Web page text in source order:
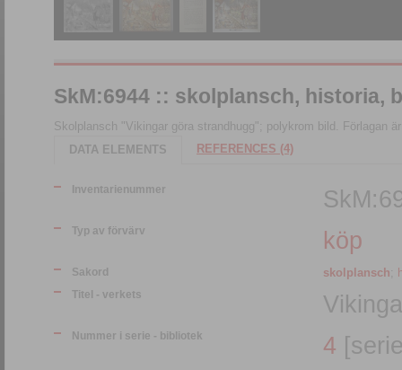
SkM:6944 :: skolplansch, historia,
Skolplansch "Vikingar göra strandhugg"; polykrom bild. Förlagan
DATA ELEMENTS
REFERENCES (4)
Inventarienummer
Typ av förvärv köp
Sakord skolplansch
Titel - verkets
Nummer i serie - bibliotek 4